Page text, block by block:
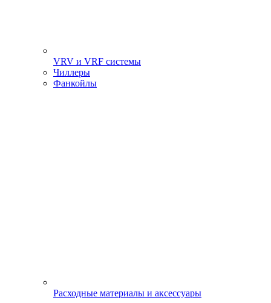
VRV и VRF системы
Чиллеры
Фанкойлы
Расходные материалы и аксессуары